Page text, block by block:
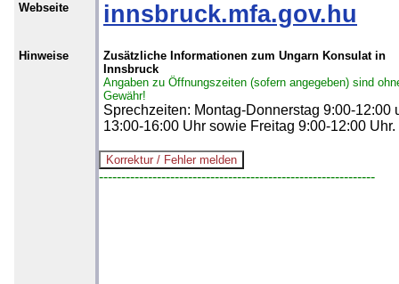
Webseite innsbruck.mfa.gov.hu
Hinweise
Zusätzliche Informationen zum Ungarn Konsulat in
Innsbruck
Angaben zu Öffnungszeiten (sofern angegeben) sind
Gewähr!
Sprechzeiten: Montag-Donnerstag 9:00-12:00
13:00-16:00 Uhr sowie Freitag 9:00-12:00 Uhr.
--------------------------------------------------------------